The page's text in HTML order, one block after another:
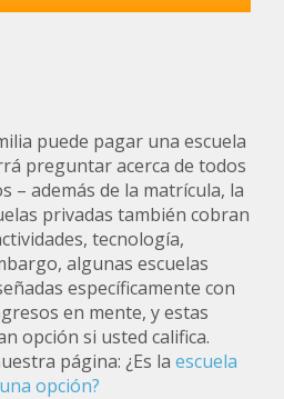
puede pagar una escuela
preguntar acerca de todos
– además de la matrícula, la
privadas también cobran
tecnología,
algunas escuelas
específicamente con
en mente, y estas
opción si usted califica.
página: ¿Es la escuela
opción?